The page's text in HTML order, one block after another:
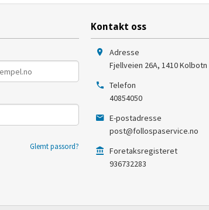
Glemt passord?
Kontakt oss
Adresse
Fjellveien 26A, 1410Kolbotn
Telefon
40854050
E-postadresse
post@follospaservice.no
Foretaksregisteret
936732283